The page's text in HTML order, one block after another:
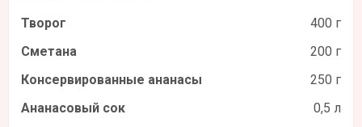
Творог
400 г
Сметана
200 г
Консервированные ананасы
250 г
Ананасовый сок
0,5 л